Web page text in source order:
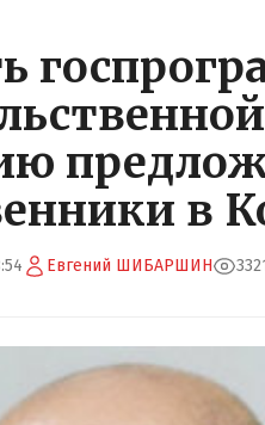
в
Евгений ШИБАРШИН